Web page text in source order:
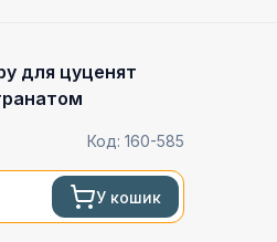
для цуценят
Код: 160-585
У кошик